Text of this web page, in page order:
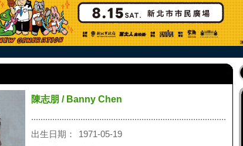
陳志朋 / Banny Chen
...................................................................................
出生日期：
1971-05-19